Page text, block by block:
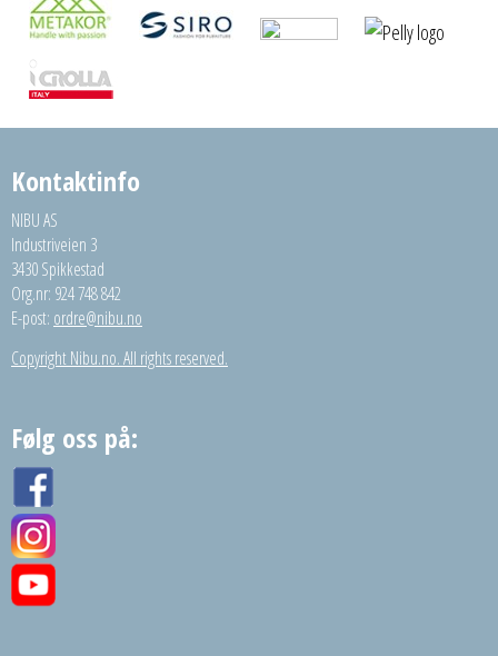
Kontaktinfo
NIBU AS
Industriveien 3
3430 Spikkestad
Org.nr: 924 748 842
E-post: ordre@nibu.no
Copyright Nibu.no. All rights reserved.
Følg oss på: